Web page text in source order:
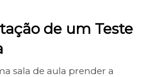
de um Teste
sala de aula prender a